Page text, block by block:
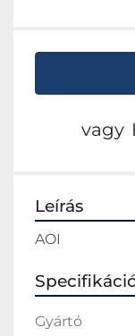
vagy
Leírás
AOI
Gyártó